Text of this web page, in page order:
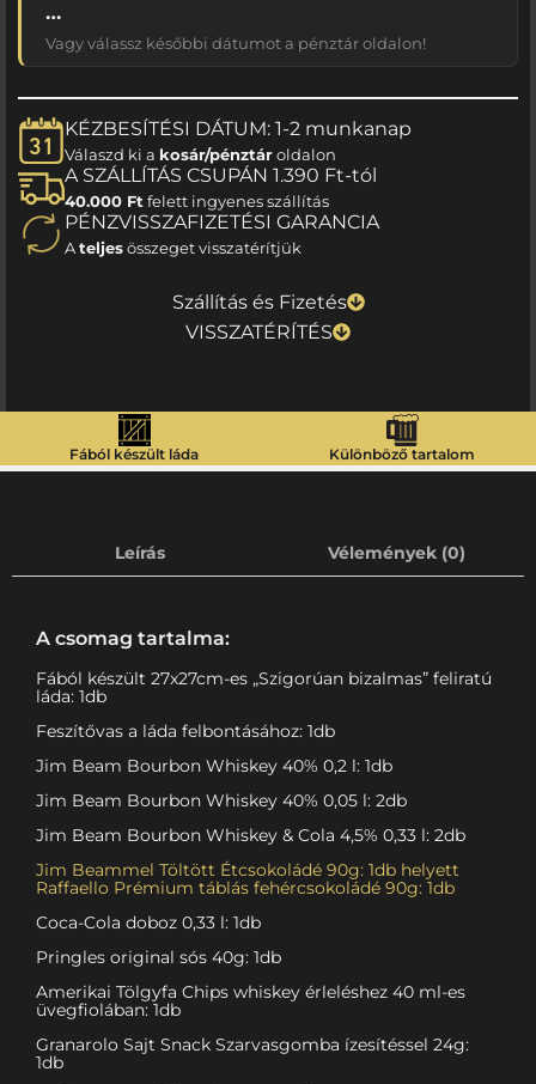
…
Vagy válassz későbbi dátumot a pénztár oldalon!
KÉZBESÍTÉSI DÁTUM: 1-2 munkanap
Válaszd ki a kosár/pénztároldalon
A SZÁLLÍTÁS CSUPÁN 1.390 Ft-tól
40.000 Ftfelett ingyenes szállítás
PÉNZVISSZAFIZETÉSI GARANCIA
Ateljesösszeget visszatérítjük
Szállítás és Fizetés
VISSZATÉRÍTÉS
Fából készült láda Különböző tartalom
Leírás Vélemények (0)
A csomag tartalma:
Fából készült 27x27cm-es „Szigorúan bizalmas” feliratú
láda: 1db
Feszítővas a láda felbontásához: 1db
Jim Beam Bourbon Whiskey 40% 0,2 l: 1db
Jim Beam Bourbon Whiskey 40% 0,05 l: 2db
Jim Beam Bourbon Whiskey & Cola 4,5% 0,33 l: 2db
Jim Beammel Töltött Étcsokoládé 90g: 1db helyett
Raffaello Prémium táblás fehércsokoládé 90g: 1db
Coca-Cola doboz 0,33 l: 1db
Pringles original sós 40g: 1db
Amerikai Tölgyfa Chips whiskey érleléshez 40 ml-es
üvegfiolában: 1db
Granarolo Sajt Snack Szarvasgomba ízesítéssel 24g:
1db